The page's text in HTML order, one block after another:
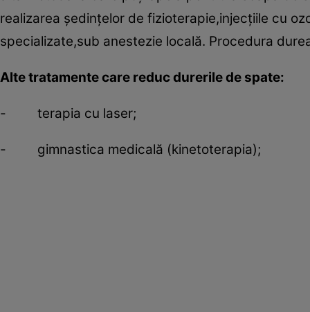
realizarea şedinţelor de fizioterapie,injecţiile cu
specializate,sub anestezie locală. Procedura
Alte tratamente care reduc durerile de spate:
- terapia cu laser;
- gimnastica medicală (kinetoterapia);